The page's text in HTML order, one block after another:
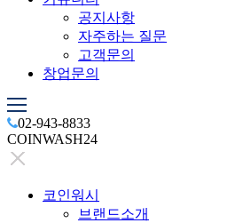
공지사항
자주하는 질문
고객문의
창업문의
02-943-8833
COINWASH24
코인워시
브랜드소개